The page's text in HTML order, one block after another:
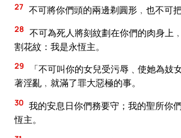
27 不可將你們頭的兩邊剃圓形﹐也不可
28 不可為死人將刻紋劃在你們的肉身上
割花紋：我是永恆主。
29
「不可叫你的女兒受污辱﹑使她為妓
著淫亂﹐就滿了罪大惡極的事。
30 我的安息日你們務要守；我的聖所你
恆主。